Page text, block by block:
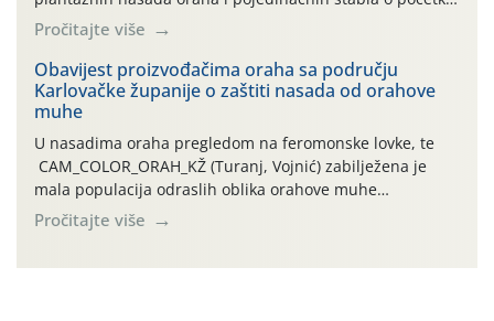
leta i ovogodišnjoj potrebi usmjerenog suzbijanja
orahove muhe (Rhagoletis completa)! Već dvanaest dana
traje drugi ovogodišnji “toplinski udar”, koji naročito
izražen zadnja šest dana (31.7.-05.8.), jer najviše
temperature zraka svakodnevno […]
Pročitajte više
Obavijest proizvođačima oraha sa području
Karlovačke županije o zaštiti nasada od orahove
muhe
U nasadima oraha pregledom na feromonske lovke, te
CAM_COLOR_ORAH_KŽ (Turanj, Vojnić) zabilježena je
mala populacija odraslih oblika orahove muhe
(Rhagoletis completa). Niska brojnost može se objasniti
činjenicom da je riječ o mladim nasadima s vrlo malim
Pročitajte više